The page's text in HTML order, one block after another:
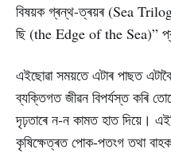
বিষয়ক গ্ৰন্থ-ত্ৰয়ৰ (Sea
ছি (the Edge of the Sea)”
এইছোৱা সময়তে এটাৰ পাছত
ব্যক্তিগত জীৱন বিপৰ্যস্ত কৰি
দৃঢ়তাৰে ন-ন কামত হাত দিয়ে।
কৃষিক্ষেত্ৰত পোক-পতংগ তথা